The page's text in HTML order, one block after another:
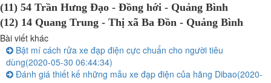
(11) 54 Trần Hưng Đạo - Đồng hới - Quảng Bình
(12) 14 Quang Trung - Thị xã Ba Đồn - Quảng Bình
Bài viết khác
Bật mí cách rửa xe đạp điện cực chuẩn cho người tiêu
dùng(2020-05-30 06:44:34)
Đánh giá thiết kế những mẫu xe đạp điện của hãng Dibao(2020-